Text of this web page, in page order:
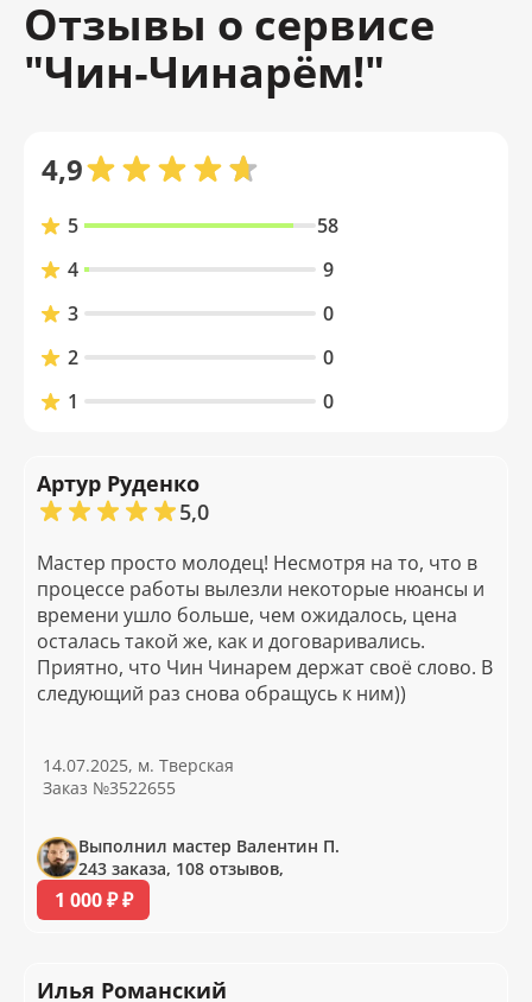
Отзывы о сервисе
"Чин‑Чинарём!"
4,9
5
58
4
9
3
0
2
0
1
0
Артур Руденко
5,0
Мастер просто молодец! Несмотря на то, что в
процессе работы вылезли некоторые нюансы и
времени ушло больше, чем ожидалось, цена
осталась такой же, как и договаривались.
Приятно, что Чин Чинарем держат своё слово. В
следующий раз снова обращусь к ним))
14.07.2025, м. Тверская
Заказ №3522655
Выполнил мастер Валентин П.
243 заказа, 108 отзывов,
1 000 ₽ ₽
Илья Романский